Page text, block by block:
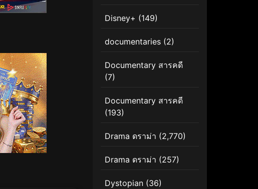
Disney+ (149)
documentaries (2)
Documentary สารคดี
(7)
Documentary สารคดี
(193)
Drama ดราม่า (2,770)
Drama ดราม่า (257)
Dystopian (36)